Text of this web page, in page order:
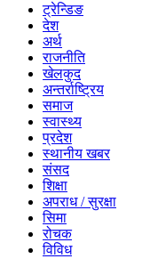
ट्रेन्डिङ
देश
अर्थ
राजनीति
खेलकुद
अन्तर्राष्ट्रिय
समाज
स्वास्थ्य
प्रदेश
स्थानीय खबर
संसद
शिक्षा
अपराध / सुरक्षा
सिमा
रोचक
विविध